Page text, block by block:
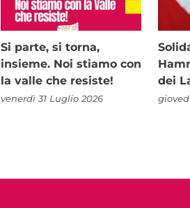
Si parte, si torna,
insieme. Noi stiamo con
la valle che resiste!
venerdì 31 Luglio 2026
dei